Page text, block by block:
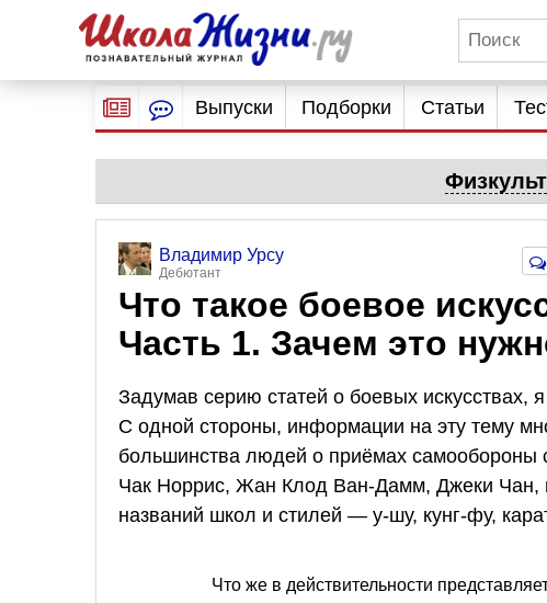
Выпуски Подборки Статьи
Владимир Урсу
Дебютант
Что такое боевое
Часть 1. Зачем это
Задумав серию статей о боевых искусствах,
С одной стороны, информации на эту тему
большинства людей о приёмах самообороны
Чак Норрис, Жан Клод Ван-Дамм, Джеки Чан,
названий школ и стилей — у-шу, кунг-фу,
Что же в действительности